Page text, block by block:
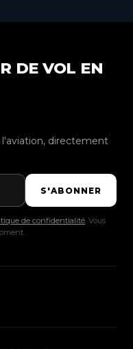
DE VOL EN
directement
S'ABONNER
de confidentialité. Vous